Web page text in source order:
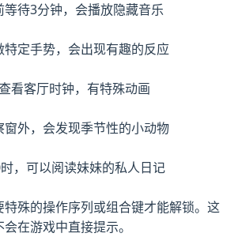
等待3分钟，会播放隐藏音乐
特定手势，会出现有趣的反应
看客厅时钟，有特殊动画
窗外，会发现季节性的小动物
，可以阅读妹妹的私人日记
殊的操作序列或组合键才能解锁。这
在游戏中直接提示。